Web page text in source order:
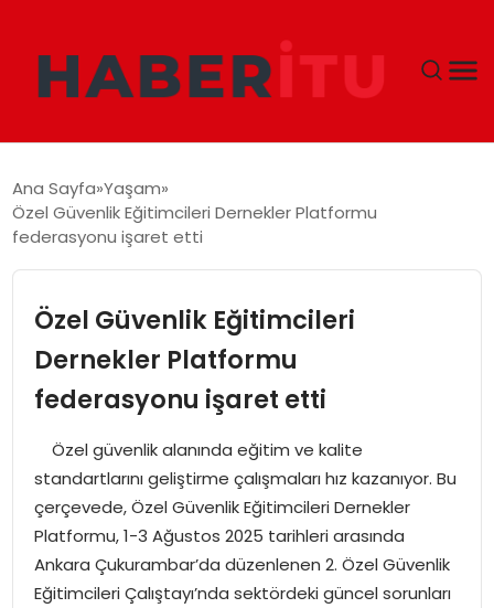
DÜNYA
TEKNOLOJI
EĞITIM
MAGAZIN
SPOR
Ana Sayfa Yaşam
Özel Güvenlik Eğitimcileri Dernekler Platformu
federasyonu işaret etti
Özel Güvenlik Eğitimcileri
Dernekler Platformu
federasyonu işaret etti
Özel güvenlik alanında eğitim ve kalite
standartlarını geliştirme çalışmaları hız kazanıyor. Bu
çerçevede, Özel Güvenlik Eğitimcileri Dernekler
Platformu, 1-3 Ağustos 2025 tarihleri arasında
Ankara Çukurambar’da düzenlenen 2. Özel Güvenlik
Eğitimcileri Çalıştayı’nda sektördeki güncel sorunları